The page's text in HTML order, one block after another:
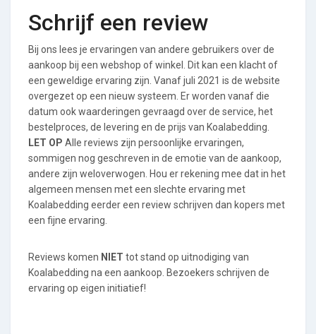
Schrijf een review
Bij ons lees je ervaringen van andere gebruikers over de
aankoop bij een webshop of winkel. Dit kan een klacht of
een geweldige ervaring zijn. Vanaf juli 2021 is de website
overgezet op een nieuw systeem. Er worden vanaf die
datum ook waarderingen gevraagd over de service, het
bestelproces, de levering en de prijs van Koalabedding.
LET OP Alle reviews zijn persoonlijke ervaringen,
sommigen nog geschreven in de emotie van de aankoop,
andere zijn weloverwogen. Hou er rekening mee dat in het
algemeen mensen met een slechte ervaring met
Koalabedding eerder een review schrijven dan kopers met
een fijne ervaring.
Reviews komen NIET tot stand op uitnodiging van
Koalabedding na een aankoop. Bezoekers schrijven de
ervaring op eigen initiatief!